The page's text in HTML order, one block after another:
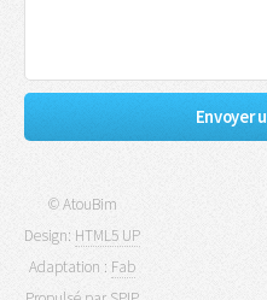
© AtouBim
Design: HTML5 UP
Adaptation : Fab